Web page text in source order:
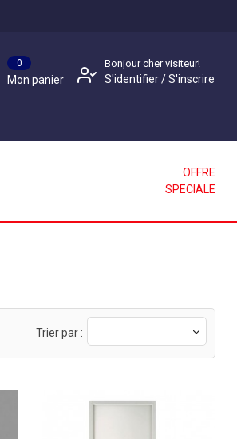
0
Mon panier
Bonjour cher visiteur!
S'identifier/S'inscrire
OFFRE
SPECIALE
Trier par :